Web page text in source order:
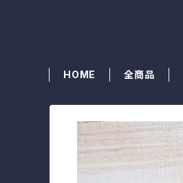
HOME 全商品